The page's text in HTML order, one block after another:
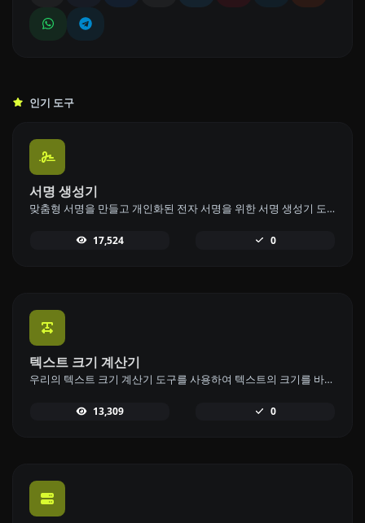
인기 도구
서명 생성기
맞춤형 서명을 만들고 개인화된 전자 서명을 위한 서명 생성기 도구로 쉽게 다운로드하세요.
17,524 0
텍스트 크기 계산기
우리의 텍스트 크기 계산기 도구를 사용하여 텍스트의 크기를 바이트(B), 킬로바이트(KB), 메가바이트(MB)로 계산하세요.
13,309 0